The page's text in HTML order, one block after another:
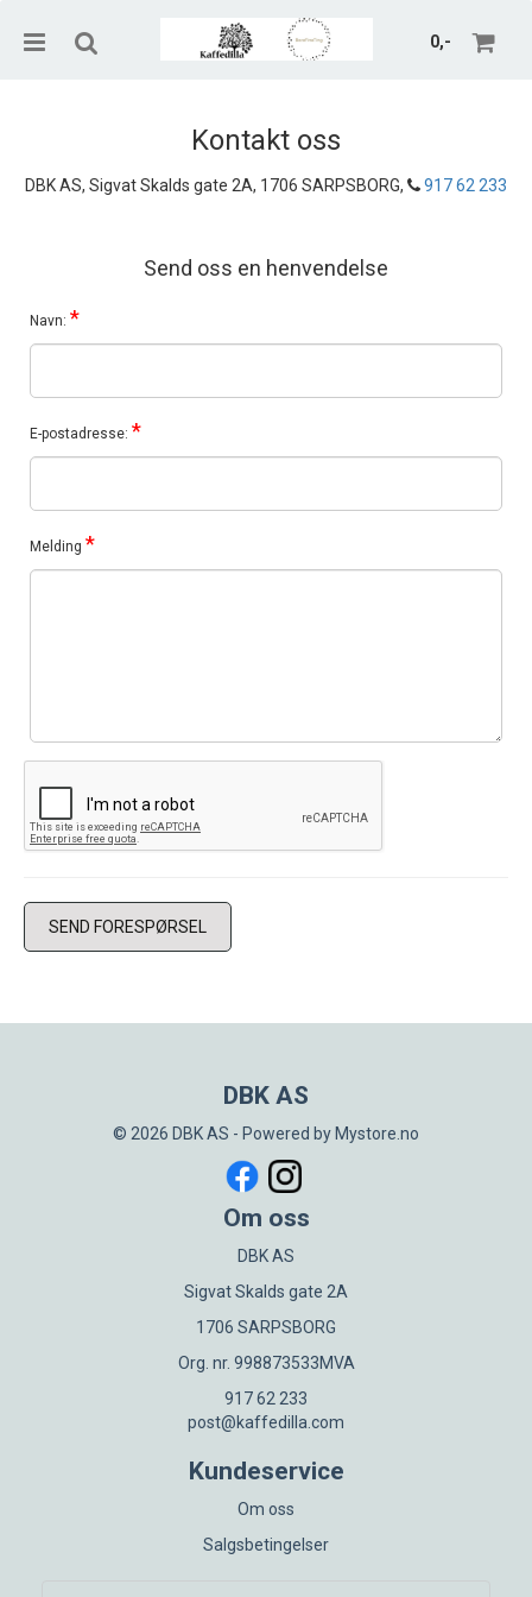
0,-
Kontakt oss
DBK AS, Sigvat Skalds gate 2A, 1706 SARPSBORG, 917 62 233
Send oss en henvendelse
Navn: *
E-postadresse: *
Melding *
DBK AS
© 2026 DBK AS - Powered by Mystore.no
Om oss
DBK AS
Sigvat Skalds gate 2A
1706 SARPSBORG
Org. nr. 998873533MVA
917 62 233
post@kaffedilla.com
Kundeservice
Om oss
Salgsbetingelser
Nullstill